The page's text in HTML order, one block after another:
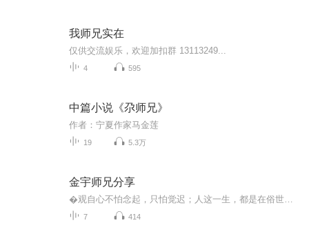
我师兄实在
仅供交流娱乐，欢迎加扣群 13113249...
4 595
中篇小说《尕师兄》
作者：宁夏作家马金莲
19 5.3万
金宇师兄分享
7 414